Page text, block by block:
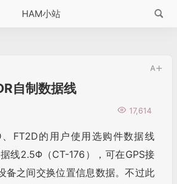
HAM小站
自制数据线
17,614
、FT2D的用户使用选购件数据线
据线2.5Φ（CT-176），可在GPS接
备之间交换位置信息数据。不过此